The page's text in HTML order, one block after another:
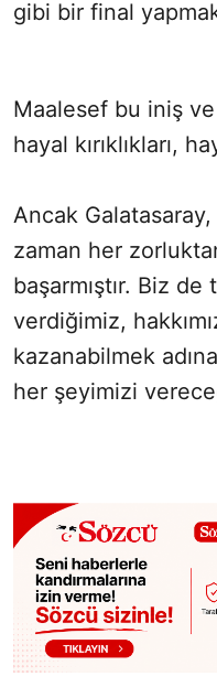
gibi bir final
Maalesef bu iniş ve
hayal kırıklıkları,
Ancak
zaman her
başarmıştır. Biz
verdiğimiz,
kazanabilmek
her şeyimizi